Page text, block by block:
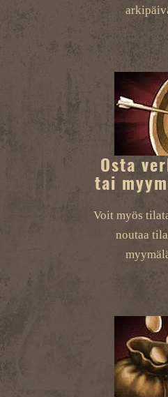
Osta
tai
Voit myös
noutaa